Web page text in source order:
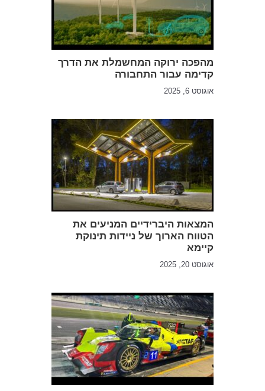
מהפכה ירוקה המחשמלת את הדרך
קדימה עבור התחבורה
אוגוסט 6, 2025
המצאות היברידיים המניעים את
הטווח הארוך של ניידות תינוקת
קיימא
אוגוסט 20, 2025